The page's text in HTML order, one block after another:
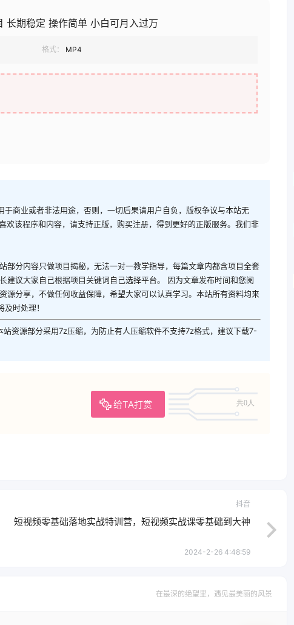
长期稳定 操作简单 小白可月入过万
格式： MP4
商业或者非法用途，否则，一切后果请用户自负，版权争议与本站无
该程序和内容，请支持正版，购买注册，得到更好的正版服务。我们非
分内容只做项目揭秘，无法一对一教学指导，每篇文章内都含项目全套
议大家自己根据项目关键词自己选择平台。 因为文章发布时间和您阅
分享，不做任何收益保障，希望大家可以认真学习。本站所有资料均来
时处理！
站资源部分采用7z压缩，为防止有人压缩软件不支持7z格式，建议下载7-
给TA打赏 共0人
抖音
短视频零基础落地实战特训营，短视频实战课零基础到大神
2024-2-26 4:48:59
在最深的绝望里，遇见最美丽的风景